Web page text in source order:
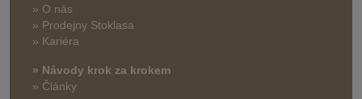
» O nás
» Prodejny Stoklasa
» Kariéra
» Návody krok za krokem
» Články